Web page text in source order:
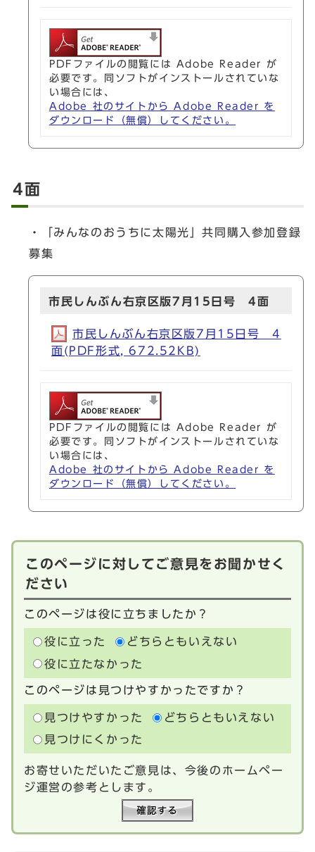
PDFファイルの閲覧には Adobe Reader が
必要です。同ソフトがインストールされていな
い場合には、
Adobe 社のサイトから Adobe Reader を
ダウンロード（無償）してください。
4面
・「みんなのおうちに太陽光」共同購入参加登録
募集
市民しんぶん右京区版7月15日号 4面
市民しんぶん右京区版7月15日号 4
面(PDF形式, 672.52KB)
PDFファイルの閲覧には Adobe Reader が
必要です。同ソフトがインストールされていな
い場合には、
Adobe 社のサイトから Adobe Reader を
ダウンロード（無償）してください。
このページに対してご意見をお聞かせく
ださい
このページは役に立ちましたか？
役に立った
どちらともいえない
役に立たなかった
このページは見つけやすかったですか？
見つけやすかった
どちらともいえない
見つけにくかった
お寄せいただいたご意見は、今後のホームペー
ジ運営の参考とします。